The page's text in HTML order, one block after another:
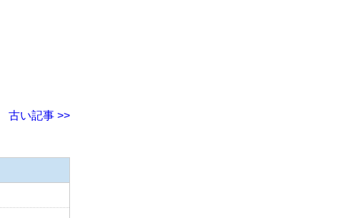
古い記事 >>